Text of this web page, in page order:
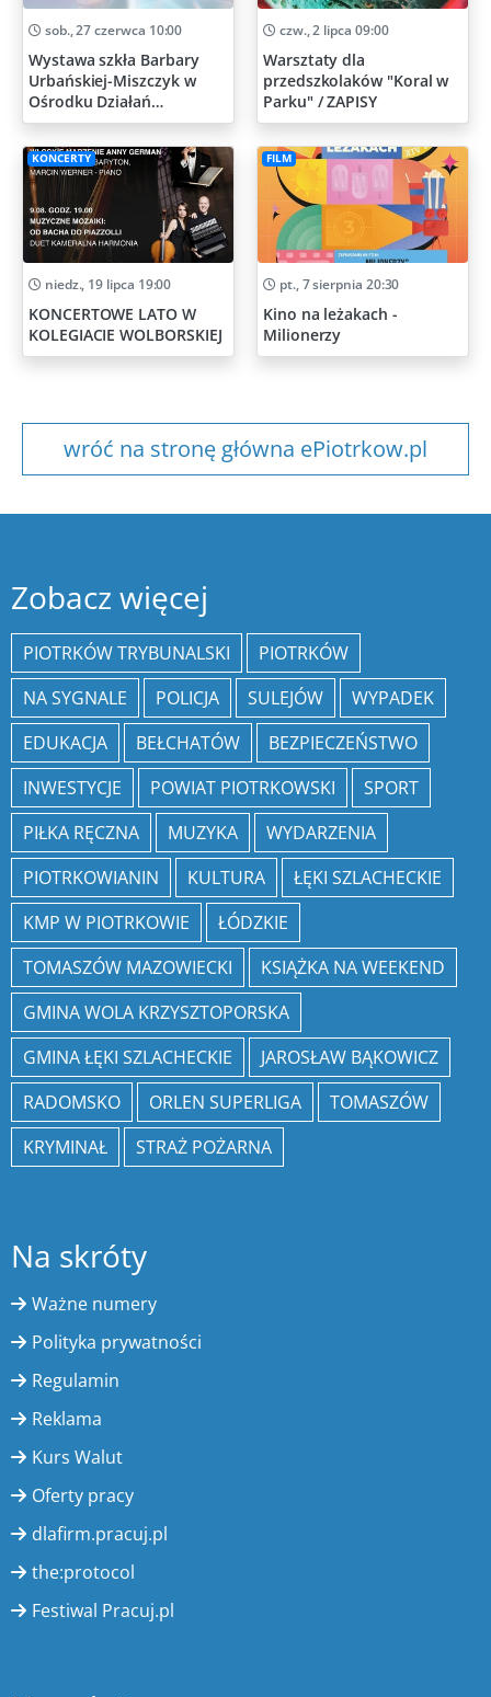
sob., 27 czerwca 10:00
Wystawa szkła Barbary
Urbańskiej-Miszczyk w
Ośrodku Działań
Artystycznych
czw., 2 lipca 09:00
Warsztaty dla
przedszkolaków "Koral w
Parku" / ZAPISY
KONCERTY
niedz., 19 lipca 19:00
KONCERTOWE LATO W
KOLEGIACIE WOLBORSKIEJ
FILM
pt., 7 sierpnia 20:30
Kino na leżakach -
Milionerzy
wróć na stronę główna ePiotrkow.pl
Zobacz więcej
PIOTRKÓW TRYBUNALSKI
PIOTRKÓW
NA SYGNALE
POLICJA SULEJÓW
WYPADEK
EDUKACJA
BEŁCHATÓW
BEZPIECZEŃSTWO
INWESTYCJE
POWIAT PIOTRKOWSKI
SPORT
PIŁKA RĘCZNA
MUZYKA
WYDARZENIA
PIOTRKOWIANIN
KULTURA
ŁĘKI SZLACHECKIE
KMP W PIOTRKOWIE
ŁÓDZKIE
TOMASZÓW MAZOWIECKI
KSIĄŻKA NA WEEKEND
GMINA WOLA KRZYSZTOPORSKA
GMINA ŁĘKI SZLACHECKIE
JAROSŁAW BĄKOWICZ
RADOMSKO
ORLEN SUPERLIGA
TOMASZÓW
KRYMINAŁ
STRAŻ POŻARNA
Na skróty
Ważne numery
Polityka prywatności
Regulamin
Reklama
Kurs Walut
Oferty pracy
dlafirm.pracuj.pl
the:protocol
Festiwal Pracuj.pl